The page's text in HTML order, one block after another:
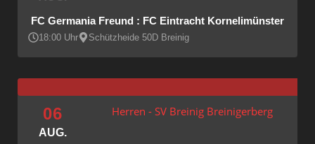
FC Germania Freund : FC Eintracht Kornelimünster
18:00 Uhr Schützheide 50D Breinig
06
AUG.
Herren - SV Breinig Breinigerberg